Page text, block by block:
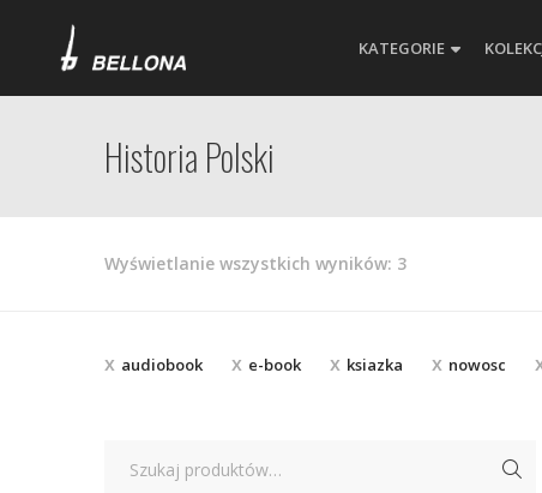
KATEGORIE
Historia Polski
Wyświetlanie wszystkich wyników: 3Posortowane
audiobook e-book ksiazka nowosc